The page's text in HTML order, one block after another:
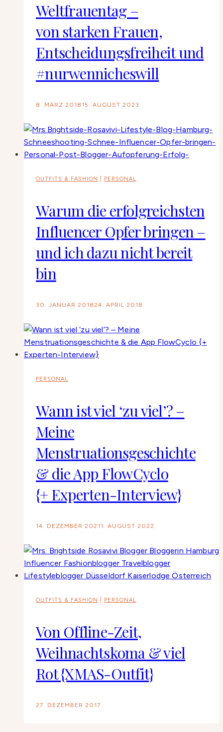
Weltfrauentag –
von starken Frauen,
Entscheidungsfreiheit und
#nurwennicheswill
8. MÄRZ 2018 15. AUGUST 2023
OUTFITS & FASHION PERSONAL
Warum die erfolgreichsten
Influencer Opfer bringen –
und ich dazu nicht bereit
bin
30. JANUAR 2018 24. APRIL 2018
PERSONAL
Wann ist viel ‘zu viel’? –
Meine
Menstruationsgeschichte
& die App FlowCyclo
{+ Experten-Interview}
14. DEZEMBER 2021 1. AUGUST 2022
OUTFITS & FASHION PERSONAL
Von Offline-Zeit,
Weihnachtskoma & viel
Rot {XMAS-Outfit}
27. DEZEMBER 2017